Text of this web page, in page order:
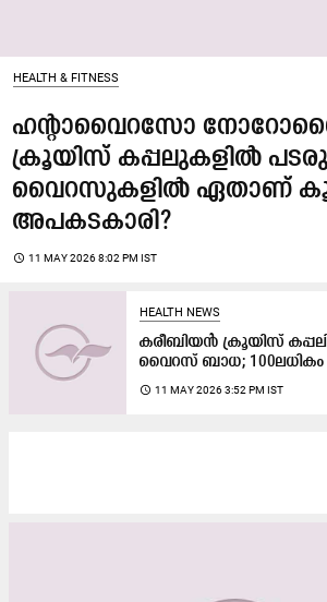
HEALTH & FITNESS
ഹന്റാവൈറസോ
ക്രൂയിസ് കപ്പലുകളിൽ
വൈറസുകളിൽ ഏതാണ്
അപകടകാരി?
access_time 11 MAY 2026 8:02 PM IST
HEALTH NEWS
കരീബിയൻ ക്രൂയിസ്
വൈറസ് ബാധ; 100ലധികം
access_time 11 MAY 2026 3:52 PM IST